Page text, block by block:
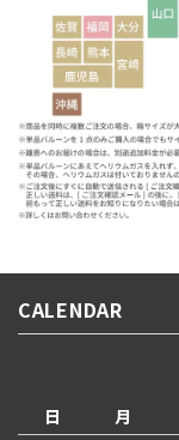
CALENDAR
日 月